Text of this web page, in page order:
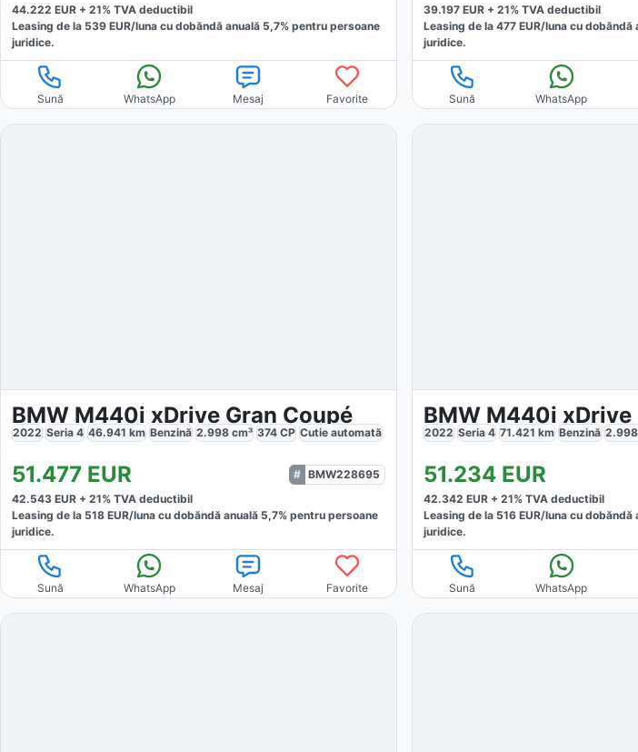
44.222 EUR + 21% TVA deductibil
Leasing de la 539 EUR/luna cu dobăndă anuală 5,7% pentru persoane
juridice.
Sună WhatsApp Mesaj Favorite
39.197 EUR +21% TVA deductibil
Leasing de la477 EUR/luna cu dobăndă
juridice.
Sună WhatsApp
BMW M440i xDrive Gran Coupé
2022 Seria 4 46.941 km Benzină 2.998 cm³ 374 CP Cutie automată
51.477 EUR
BMW228695
42.543 EUR + 21% TVA deductibil
Leasing de la 518 EUR/luna cu dobăndă anuală 5,7% pentru persoane
juridice.
Sună WhatsApp Mesaj Favorite
BMW M440i xDrive
2022 Seria 4 71.421 km Benzină 2.998
51.234 EUR
42.342 EUR +21% TVA deductibil
Leasing de la 516 EUR/luna cu dobăndă
juridice.
Sună WhatsApp